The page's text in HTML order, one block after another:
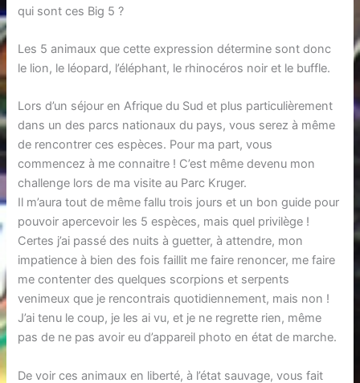
qui sont ces Big 5 ?
Les 5 animaux que cette expression détermine sont donc
le lion, le léopard, l’éléphant, le rhinocéros noir et le buffle.
Lors d’un séjour en Afrique du Sud et plus particulièrement
dans un des parcs nationaux du pays, vous serez à même
de rencontrer ces espèces. Pour ma part, vous
commencez à me connaitre ! C’est même devenu mon
challenge lors de ma visite au Parc Kruger.
Il m’aura tout de même fallu trois jours et un bon guide pour
pouvoir apercevoir les 5 espèces, mais quel privilège !
Certes j’ai passé des nuits à guetter, à attendre, mon
impatience à bien des fois faillit me faire renoncer, me faire
me contenter des quelques scorpions et serpents
venimeux que je rencontrais quotidiennement, mais non !
J’ai tenu le coup, je les ai vu, et je ne regrette rien, même
pas de ne pas avoir eu d’appareil photo en état de marche.
De voir ces animaux en liberté, à l’état sauvage, vous fait